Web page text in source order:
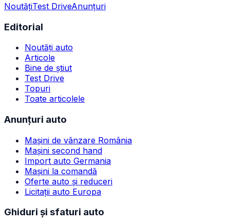
NoutățiTest DriveAnunțuri
Editorial
Noutăți auto
Articole
Bine de știut
Test Drive
Topuri
Toate articolele
Anunțuri auto
Mașini de vânzare România
Mașini second hand
Import auto Germania
Mașini la comandă
Oferte auto și reduceri
Licitații auto Europa
Ghiduri și sfaturi auto